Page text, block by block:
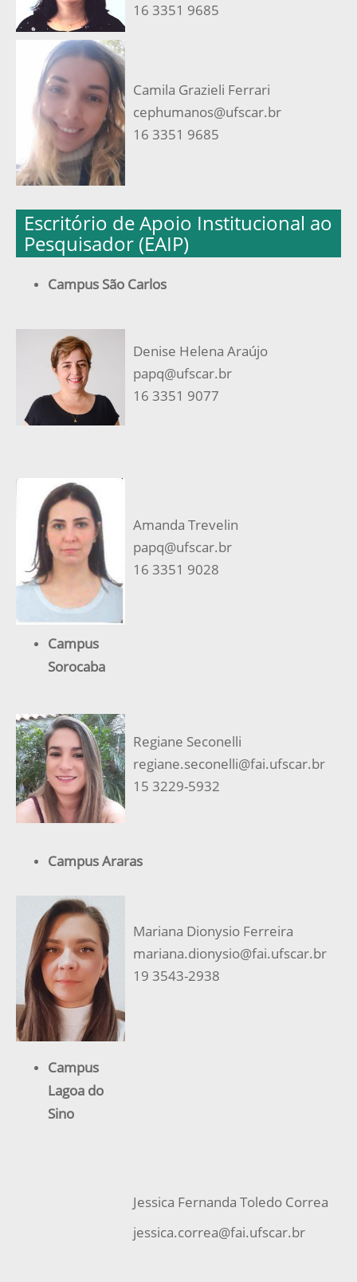
16 3351 9685
Camila Grazieli Ferrari
cephumanos@ufscar.br
16 3351 9685
Escritório de Apoio Institucional ao
Pesquisador (EAIP)
Campus São Carlos
Denise Helena Araújo
papq@ufscar.br
16 3351 9077
Amanda Trevelin
papq@ufscar.br
16 3351 9028
Campus
Sorocaba
Regiane Seconelli
regiane.seconelli@fai.ufscar.br
15 3229-5932
Campus Araras
Mariana Dionysio Ferreira
mariana.dionysio@fai.ufscar.br
19 3543-2938
Campus
Lagoa do
Sino
Jessica Fernanda Toledo Correa
jessica.correa@fai.ufscar.br